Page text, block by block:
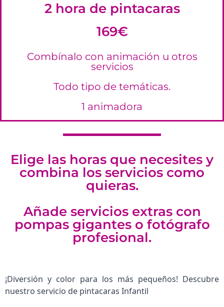
2 hora de pintacaras
169€
Combínalo con animación u otros
servicios
Todo tipo de temáticas.
1 animadora
Elige las horas que necesites y
combina los servicios como
quieras.
Añade servicios extras con
pompas gigantes o fotógrafo
profesional.
¡Diversión y color para los más pequeños! Descubre
nuestro servicio de pintacaras Infantil